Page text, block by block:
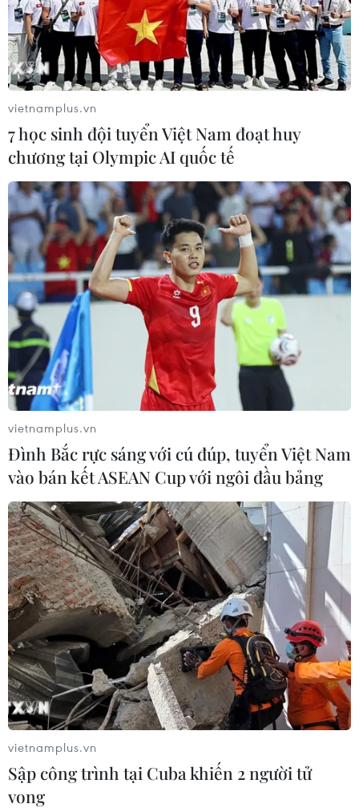
Nga có thể nối lại các chuyến bay lên ISS
vào mùa Xuân 2019
12/10/2018 09:25
Hai nhà du hành vũ trụ vừa vượt qua qua sự cố tên lửa
đẩy Soyuz sẽ thực hiện chuyến bay lên Trạm vũ trụ quốc
tế (ISS) vào mùa Xuân năm 2019.
NASA tuyên bố tiếp tục sử dụng tàu vũ trụ
Soyuz của Nga
12/10/2018 22:00
Ngày 12/10, Cơ quan Hàng không vũ trụ Mỹ (NASA)
tuyên bố sẽ vẫn sử dụng tàu vũ trụ Soyuz của Nga sau
sự cố cất cánh với tàu vũ trụ Soyuz MS-10 tại
Kazakhstan trước đó một ngày.
vietnamplus.vn
7 học sinh đội tuyển Việt Nam đoạt huy
chương tại Olympic AI quốc tế
vietnamplus.vn
Đình Bắc rực sáng với cú đúp, tuyển Việt Nam
vào bán kết ASEAN Cup với ngôi đầu bảng
vietnamplus.vn
Sập công trình tại Cuba khiến 2 người tử
vong